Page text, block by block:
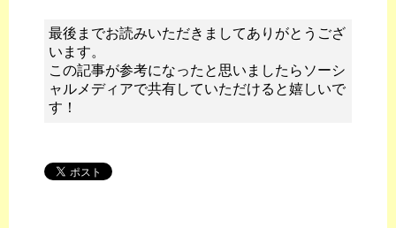
最後までお読みいただきましてありがとうござ
います。
この記事が参考になったと思いましたらソーシ
ャルメディアで共有していただけると嬉しいで
す！